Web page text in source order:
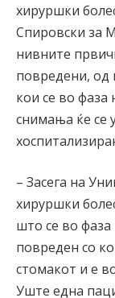
хируршки
Спировски за
нивните
повредени, од
кои се во
снимања ќе се
– Засега на
хируршки
што се во
повреден со
стомакот и е
Уште една